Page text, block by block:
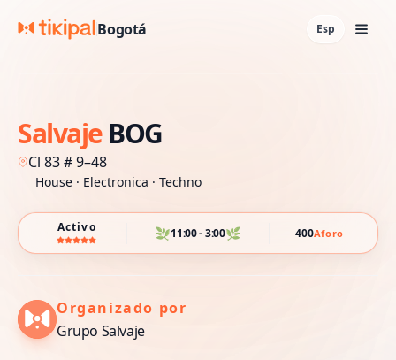
Bogotá Esp
Salvaje BOG
Cl 83 # 9–48
House · Electronica · Techno
Activo 🌿11:00 - 3:00🌿 400Aforo
Organizado por
Grupo Salvaje